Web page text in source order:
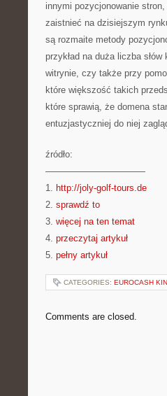
innymi pozycjonowanie
zaistnieć na dzisiejszym
są rozmaite metody
przykład na duża liczba
witrynie, czy także przy
które większość takich
które sprawią, że domena
entuzjastyczniej do niej
źródło:
———————————
1. http://joly-golf-tours.de
2. sprawdź to
3. więcej na ten temat
4. przeczytaj artykuł
5. pełny artykuł
CATEGORIES: EUROCASH
Comments are closed.